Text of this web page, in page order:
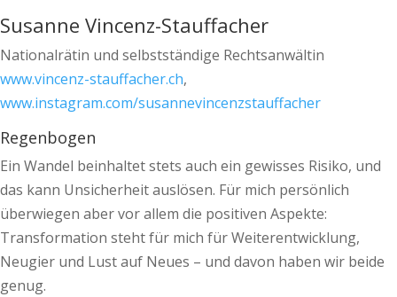
Susanne Vincenz-Stauffacher
Nationalrätin und selbstständige Rechtsanwältin
www.vincenz-stauffacher.ch,
www.instagram.com/susannevincenzstauffacher
Regenbogen
Ein Wandel beinhaltet stets auch ein gewisses Risiko, und
das kann Unsicherheit auslösen. Für mich persönlich
überwiegen aber vor allem die positiven Aspekte:
Transformation steht für mich für Weiterentwicklung,
Neugier und Lust auf Neues – und davon haben wir beide
genug.